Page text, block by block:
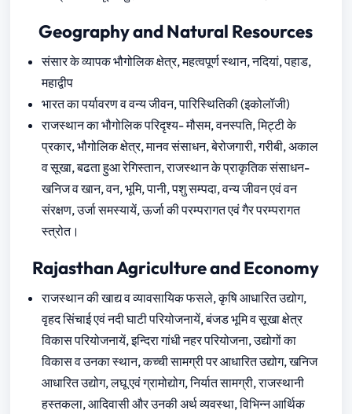
Geography and Natural Resources
संसार के व्यापक भौगोलिक क्षेत्र, महत्वपूर्ण स्थान, नदियां, पहाड,
महाद्वीप
भारत का पर्यावरण व वन्य जीवन, पारिस्थितिकी (इकोलॉजी)
राजस्थान का भौगोलिक परिदृश्य- मौसम, वनस्पति, मिट्टी के
प्रकार, भौगोलिक क्षेत्र, मानव संसाधन, बेरोजगारी, गरीबी, अकाल
व सूखा, बढता हुआ रेगिस्तान, राजस्थान के प्राकृतिक संसाधन-
खनिज व खान, वन, भूमि, पानी, पशु सम्पदा, वन्य जीवन एवं वन
संरक्षण, उर्जा समस्‍यायें, ऊर्जा की परम्परागत एवं गैर परम्परागत
स्त्रोत।
Rajasthan Agriculture and Economy
राजस्थान की खाद्य व व्यावसायिक फसले, कृषि आधारित उद्योग,
वृहद सिंचाई एवं नदी घाटी परियोजनायें, बंजड भूमि व सूखा क्षेत्र
विकास परियोजनायें, इन्दिरा गांधी नहर परियोजना, उद्योगों का
विकास व उनका स्थान, कच्ची सामग्री पर आधारित उद्योग, खनिज
आधारित उद्योग, लघू एवं ग्रामोद्योग, निर्यात सामग्री, राजस्थानी
हस्तकला, आदिवासी और उनकी अर्थ व्यवस्था, विभिन्‍न आर्थिक